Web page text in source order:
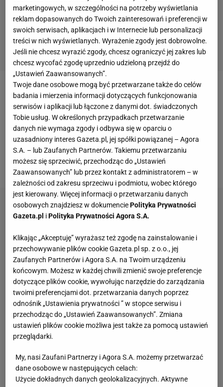
Anna Plichta to dwukrotna mistrzyniPolskiwjeździe
indywidualnejna czas. Ale brakowało jej sukcesu
międzynarodowego i dzisiaj mogło się to zmienić.
Plichta długo jechała medal naigrzyskach
olimpijskichwkolarstwie szosowymze startu
wspólnego.
marketingowych, w szczególności na potrzeby wyświetlania
reklam dopasowanych do Twoich zainteresowań i preferencji w
swoich serwisach, aplikacjach i w Internecie lub personalizacji
treści w nich wyświetlanych. Wyrażenie zgody jest dobrowolne.
Jeśli nie chcesz wyrazić zgody, chcesz ograniczyć jej zakres lub
chcesz wycofać zgodę uprzednio udzieloną przejdź do
„Ustawień Zaawansowanych”.
Twoje dane osobowe mogą być przetwarzane także do celów
badania i mierzenia informacji dotyczących funkcjonowania
serwisów i aplikacji lub łączone z danymi dot. świadczonych
Tobie usług. W określonych przypadkach przetwarzanie
danych nie wymaga zgody i odbywa się w oparciu o
uzasadniony interes Gazeta.pl, jej spółki powiązanej – Agora
S.A. – lub Zaufanych Partnerów. Takiemu przetwarzaniu
możesz się sprzeciwić, przechodząc do „Ustawień
Zaawansowanych” lub przez kontakt z administratorem – w
zależności od zakresu sprzeciwu i podmiotu, wobec którego
jest kierowany. Więcej informacji o przetwarzaniu danych
osobowych znajdziesz w dokumenciePolityka Prywatności
Gazeta.pl iPolityka Prywatności Agora S.A.
Klikając „Akceptuję” wyrażasz też zgodę na zainstalowanie i
przechowywanie plików cookie Gazeta.pl sp. z o.o., jej
Zaufanych Partnerów i Agora S.A. na Twoim urządzeniu
końcowym. Możesz w każdej chwili zmienić swoje preferencje
dotyczące plików cookie, wywołując narzędzie do zarządzania
twoimi preferencjami dot. przetwarzania danych poprzez
odnośnik „Ustawienia prywatności ” w stopce serwisu i
przechodząc do „Ustawień Zaawansowanych”. Zmiana
ustawień plików cookie możliwa jest także za pomocą ustawień
przeglądarki.
My, nasi Zaufani Partnerzy i Agora S.A. możemy przetwarzać
dane osobowe w następujących celach:
Użycie dokładnych danych geolokalizacyjnych. Aktywne